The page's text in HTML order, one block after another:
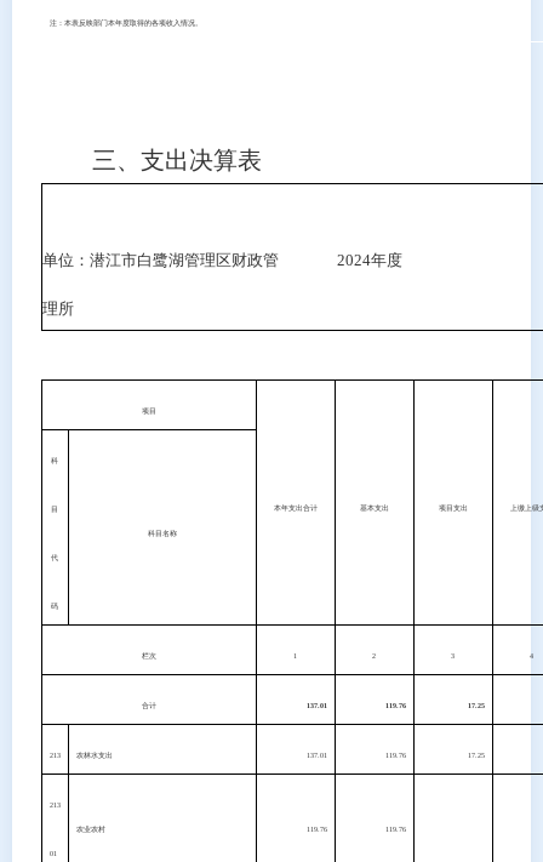
注：本表反映部门本年度取得的各项收入情况。
三、支出决算表
单位：潜江市白鹭湖管理区财政管
理所
2024年度
项目
本年支出合计 基本支出 项目支出 上缴上级
科
目
代
码
科目名称
栏次 1 2 3 4
合计 137.01 119.76 17.25
213 农林水支出 137.01 119.76 17.25
213
01
农业农村 119.76 119.76